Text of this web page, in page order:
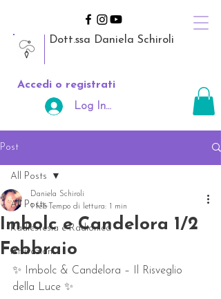
Dott.ssa Daniela Schiroli
Accedi o registrati
Log In Area Riservata
Post
All Posts
Radiestesia e Radionica
Attivazioni
All Posts
Imbolc e Candelora 1/2
Febbraio
Daniela Schiroli
1 feb
Tempo di lettura: 1 min
✨ Imbolc & Candelora – Il Risveglio
della Luce ✨